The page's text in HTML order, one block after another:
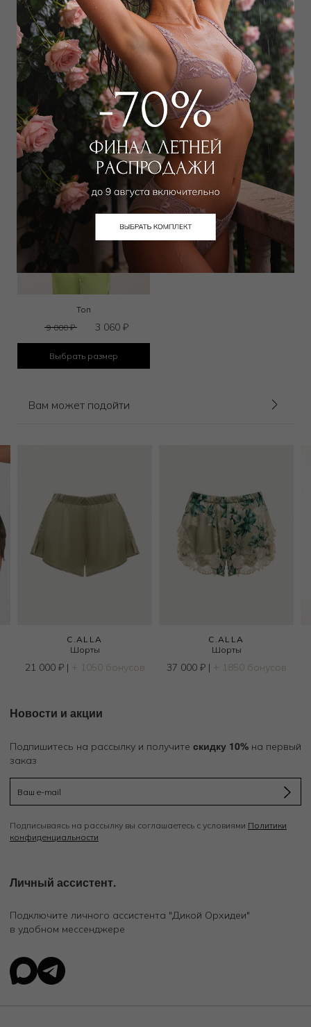
Топ
9 500₽ 4 500₽
Выбрать размер
Футболка
11 000₽
Выбрать размер
Топ
9 000₽ 3 060 ₽
Выбрать размер
Вам может подойти
C.ALLA
Шорты
21 000 ₽| + 1050 бонусов
C.ALLA
Шорты
37 000 ₽| + 1850 бонусов
Новости и акции
Подпишитесь на рассылку и получите скидку 10% на первый
заказ
Подписываясь на рассылку вы соглашаетесь с условиями Политики
конфиденциальности
Личный ассистент.
Подключите личного ассистента "Дикой Орхидеи"
в удобном мессенджере